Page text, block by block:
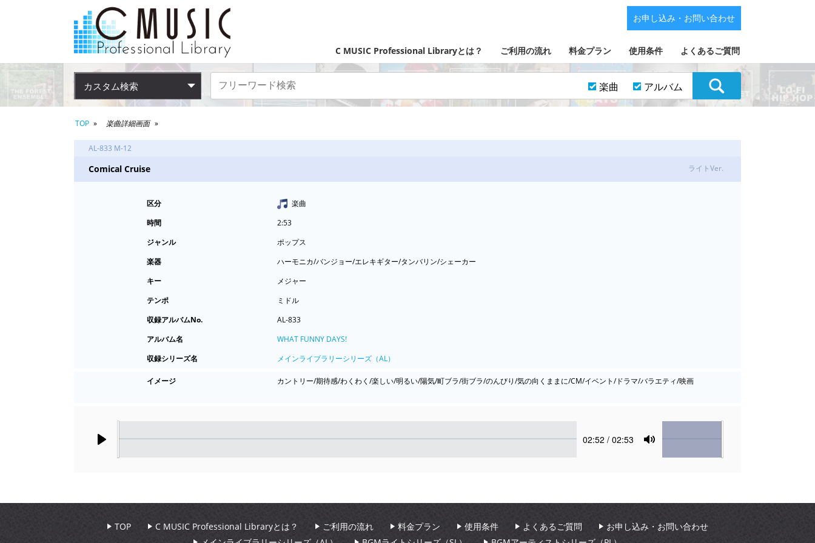
C MUSIC Professional Libraryとは？ ご利用の流れ 料金プラン 使用条件 よくあるご質問
お申し込み・お問い合わせ
カスタム検索 楽曲 アルバム
TOP 楽曲詳細画面
AL-833 M-12
Comical Cruise ライトVer.
区分
楽曲
時間
2:53
ジャンル
ポップス
楽器
ハーモニカ/バンジョー/エレキギター/タンバリン/シェーカー
キー
メジャー
テンポ
ミドル
収録アルバムNo.
AL-833
アルバム名
WHAT FUNNY DAYS!
収録シリーズ名
メインライブラリーシリーズ（AL）
イメージ カントリー/期待感/わくわく/楽しい/明るい/陽気/町ブラ/街ブラ/のんびり/気の向くままに/CM/イベント/ドラマ/バラエティ/映画
Current
02:52 / 02:53
Mute
Volume
TOP C MUSIC Professional Libraryとは？ ご利用の流れ 料金プラン 使用条件 よくあるご質問
お申し込み・お問い合わせ